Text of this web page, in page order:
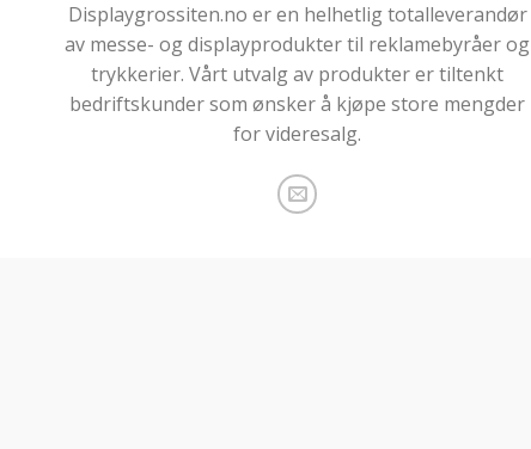
Displaygrossiten.no er en helhetlig totalleverandør
av messe- og displayprodukter til reklamebyråer og
trykkerier. Vårt utvalg av produkter er tiltenkt
bedriftskunder som ønsker å kjøpe store mengder
for videresalg.